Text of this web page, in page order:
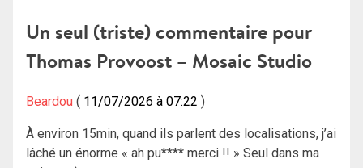
l’article
Un seul (triste) commentaire pour
Thomas Provoost – Mosaic Studio
Beardou 11/07/2026 à 07:22
À environ 15min, quand ils parlent des localisations, j’ai
lâché un énorme « ah pu**** merci !! » Seul dans ma